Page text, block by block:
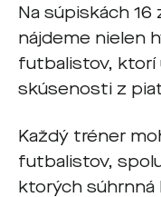
Na súpiskách
nájdeme nielen
futbalistov, ktorí
skúsenosti z
Každý tréner
futbalistov,
ktorých